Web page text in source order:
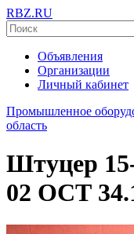
RBZ.RU
Объявления
Организации
Личный кабинет
Промышленное
область
Штуцер
02 ОСТ